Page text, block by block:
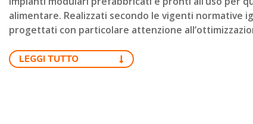
alimentare. Realizzati secondo le vigenti normative
progettati con particolare attenzione
LEGGI TUTTO